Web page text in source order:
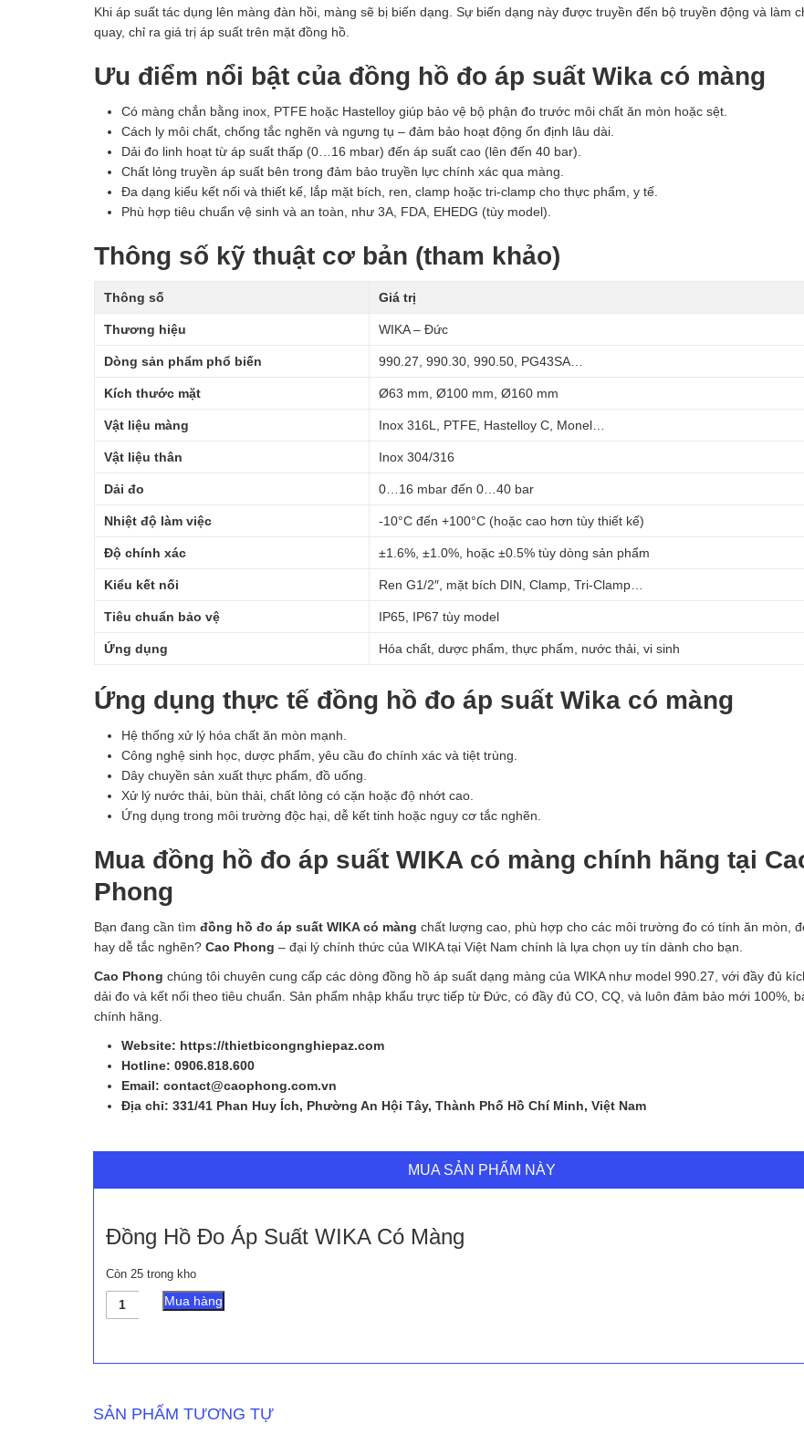
Khi áp suất tác dụng lên màng đàn hồi, màng sẽ bị biến dạng. Sự biến dạng này được truyền đến bộ truyền động và làm
quay, chỉ ra giá trị áp suất trên mặt đồng hồ.
Ưu điểm nổi bật của đồng hồ đo áp suất Wika có màng
Có màng chắn bằng inox, PTFE hoặc Hastelloy giúp bảo vệ bộ phận đo trước môi chất ăn mòn hoặc sệt.
Cách ly môi chất, chống tắc nghẽn và ngưng tụ – đảm bảo hoạt động ổn định lâu dài.
Dải đo linh hoạt từ áp suất thấp (0…16 mbar) đến áp suất cao (lên đến 40 bar).
Chất lỏng truyền áp suất bên trong đảm bảo truyền lực chính xác qua màng.
Đa dạng kiểu kết nối và thiết kế, lắp mặt bích, ren, clamp hoặc tri-clamp cho thực phẩm, y tế.
Phù hợp tiêu chuẩn vệ sinh và an toàn, như 3A, FDA, EHEDG (tùy model).
Thông số kỹ thuật cơ bản (tham khảo)
Thông số Giá trị
Thương hiệu WIKA – Đức
Dòng sản phẩm phổ biến 990.27, 990.30, 990.50, PG43SA…
Kích thước mặt Ø63 mm, Ø100 mm, Ø160 mm
Vật liệu màng Inox 316L, PTFE, Hastelloy C, Monel…
Vật liệu thân Inox 304/316
Dải đo 0…16 mbar đến 0…40 bar
Nhiệt độ làm việc -10°C đến +100°C (hoặc cao hơn tùy thiết kế)
Độ chính xác ±1.6%, ±1.0%, hoặc ±0.5% tùy dòng sản phẩm
Kiểu kết nối Ren G1/2″, mặt bích DIN, Clamp, Tri-Clamp…
Tiêu chuẩn bảo vệ IP65, IP67 tùy model
Ứng dụng Hóa chất, dược phẩm, thực phẩm, nước thải, vi sinh
Ứng dụng thực tế đồng hồ đo áp suất Wika có màng
Hệ thống xử lý hóa chất ăn mòn mạnh.
Công nghệ sinh học, dược phẩm, yêu cầu đo chính xác và tiệt trùng.
Dây chuyền sản xuất thực phẩm, đồ uống.
Xử lý nước thải, bùn thải, chất lỏng có cặn hoặc độ nhớt cao.
Ứng dụng trong môi trường độc hại, dễ kết tinh hoặc nguy cơ tắc nghẽn.
Mua đồng hồ đo áp suất WIKA có màng chính hãng tại
Phong
Bạn đang cần tìm đồng hồ đo áp suất WIKA có màng chất lượng cao, phù hợp cho các môi trường đo có tính ăn mòn,
hay dễ tắc nghẽn? Cao Phong – đại lý chính thức của WIKA tại Việt Nam chính là lựa chọn uy tín dành cho bạn.
Cao Phong chúng tôi chuyên cung cấp các dòng đồng hồ áp suất dạng màng của WIKA như model 990.27, với đầy đủ
dải đo và kết nối theo tiêu chuẩn. Sản phẩm nhập khẩu trực tiếp từ Đức, có đầy đủ CO, CQ, và luôn đảm bảo mới 100%,
chính hãng.
Website: https://thietbicongnghiepaz.com
Hotline: 0906.818.600
Email: contact@caophong.com.vn
Địa chỉ: 331/41 Phan Huy Ích, Phường An Hội Tây, Thành Phố Hồ Chí Minh, Việt Nam
MUA SẢN PHẨM NÀY
Đồng Hồ Đo Áp Suất WIKA Có Màng
Còn 25 trong kho
Đồng
Suất
Màng
Mua hàng
SẢN PHẨM TƯƠNG TỰ